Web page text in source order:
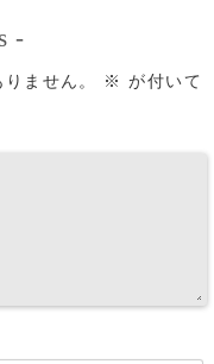
-
ません。 ※ が付いて